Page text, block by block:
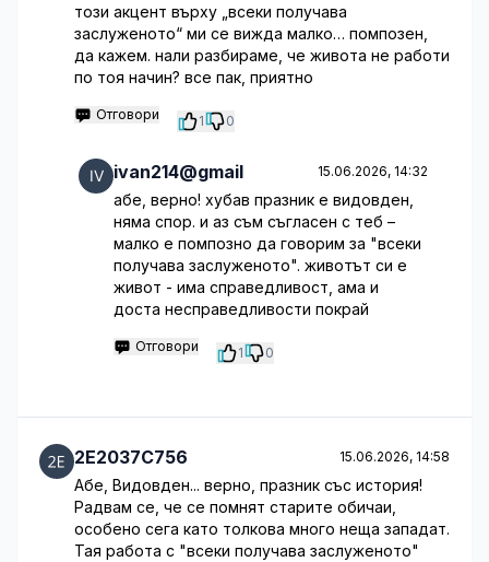
този акцент върху „всеки получава
заслуженото“ ми се вижда малко… помпозен,
да кажем. нали разбираме, че живота не работи
по тоя начин? все пак, приятно
Отговори 1 0
ivan214@gmail 15.06.2026, 14:32
абе, верно! хубав празник е видовден,
няма спор. и аз съм съгласен с теб –
малко е помпозно да говорим за "всеки
получава заслуженото". животът си е
живот - има справедливост, ама и
доста несправедливости покрай
Отговори 1 0
2E2037C756 15.06.2026, 14:58
Абе, Видовден... верно, празник със история!
Радвам се, че се помнят старите обичаи,
особено сега като толкова много неща западат.
Тая работа с "всеки получава заслуженото"